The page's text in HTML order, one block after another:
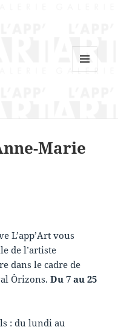
Marie
L’app’Art vous
de l’artiste
dans le cadre de
Ôrizons.Du 7 au 25
: du lundi au